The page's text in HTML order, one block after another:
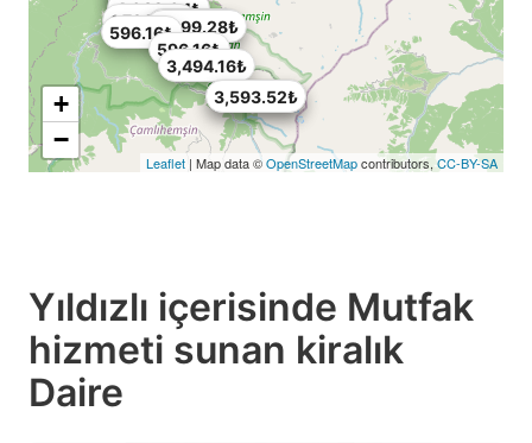
3,593.52₺
3,593.52₺
596.16₺
4,082.04₺
3,494.16₺
1,796.76₺2,699.28₺
1,705.68₺
596.16₺
+
−
Leaflet | Map data ©OpenStreetMapcontributors, CC-BY-SA
Yıldızlı içerisinde Mutfak
hizmeti sunan kiralık
Daire